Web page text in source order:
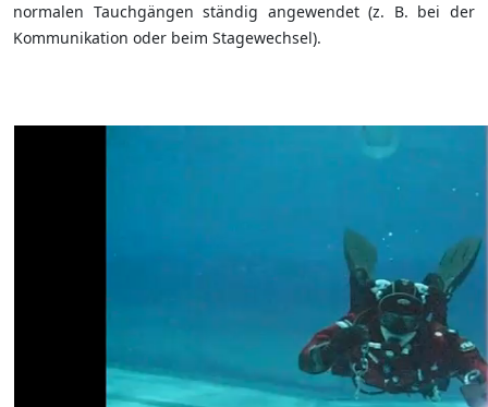
normalen Tauchgängen ständig angewendet (z. B. bei der
Kommunikation oder beim Stagewechsel).